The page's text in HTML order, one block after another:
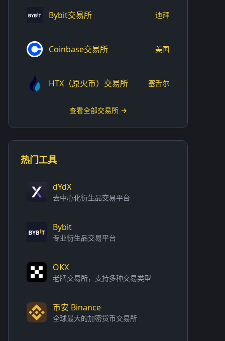
Bybit交易所 迪拜
Coinbase交易所 美国
HTX（原火币）交易所 塞舌尔
查看全部交易所 →
热门工具
dYdX
去中心化衍生品交易平台
Bybit
专业衍生品交易平台
OKX
老牌交易所，支持多种交易类型
币安 Binance
全球最大的加密货币交易所